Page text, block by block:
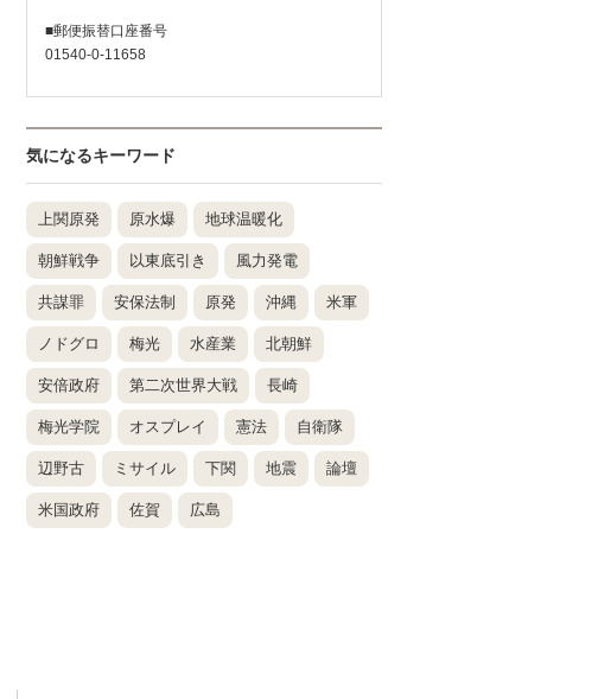
■郵便振替口座番号
01540-0-11658
気になるキーワード
上関原発 原水爆 地球温暖化
朝鮮戦争 以東底引き 風力発電
共謀罪 安保法制 原発 沖縄 米軍
ノドグロ 梅光 水産業 北朝鮮
安倍政府 第二次世界大戦 長崎
梅光学院 オスプレイ 憲法 自衛隊
辺野古 ミサイル 下関 地震 論壇
米国政府 佐賀 広島